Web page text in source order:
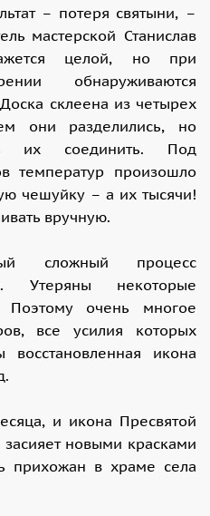
– потеря святыни, –
мастерской Станислав
целой, но при
обнаруживаются
склеена из четырех
они разделились, но
их соединить. Под
температур произошло
чешуйку – а их тысячи!
вручную.
сложный процесс
Утеряны некоторые
Поэтому очень многое
все усилия которых
икона
и икона Пресвятой
новыми красками
прихожан в храме села